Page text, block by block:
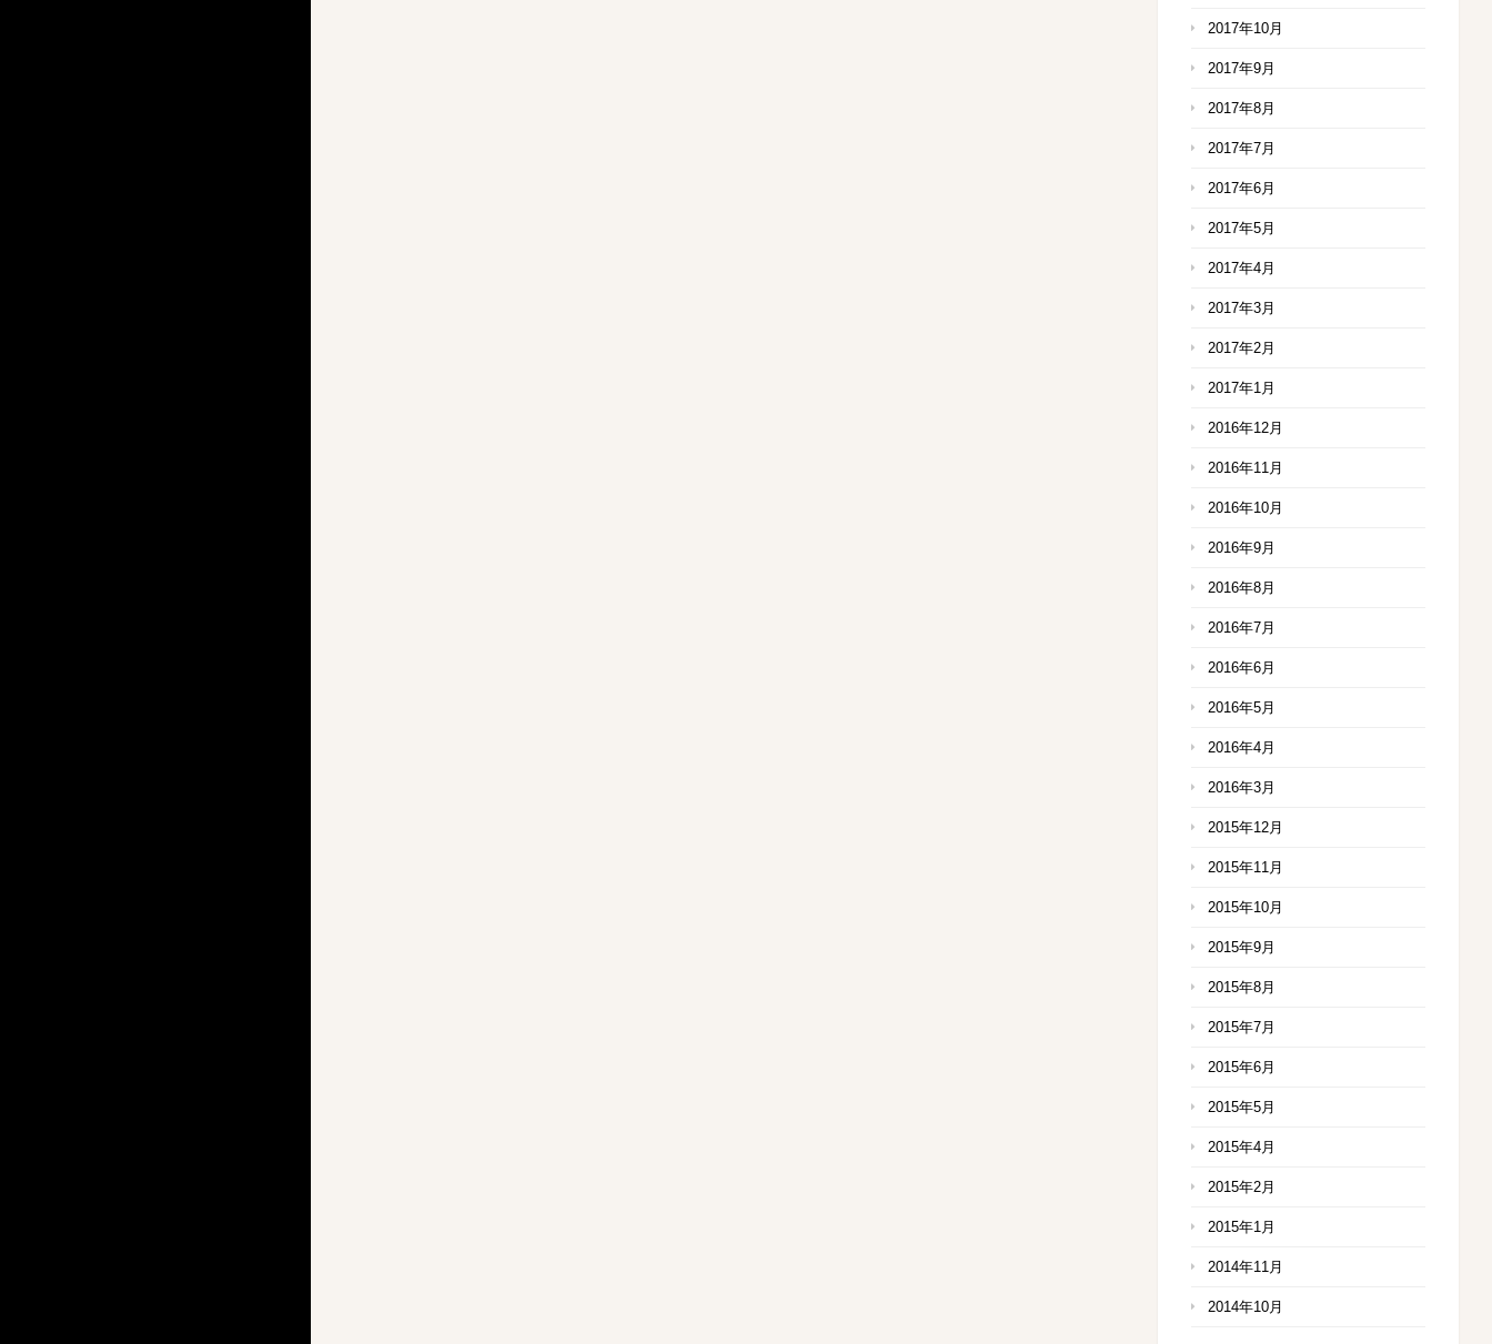
2017年10月
2017年9月
2017年8月
2017年7月
2017年6月
2017年5月
2017年4月
2017年3月
2017年2月
2017年1月
2016年12月
2016年11月
2016年10月
2016年9月
2016年8月
2016年7月
2016年6月
2016年5月
2016年4月
2016年3月
2015年12月
2015年11月
2015年10月
2015年9月
2015年8月
2015年7月
2015年6月
2015年5月
2015年4月
2015年2月
2015年1月
2014年11月
2014年10月